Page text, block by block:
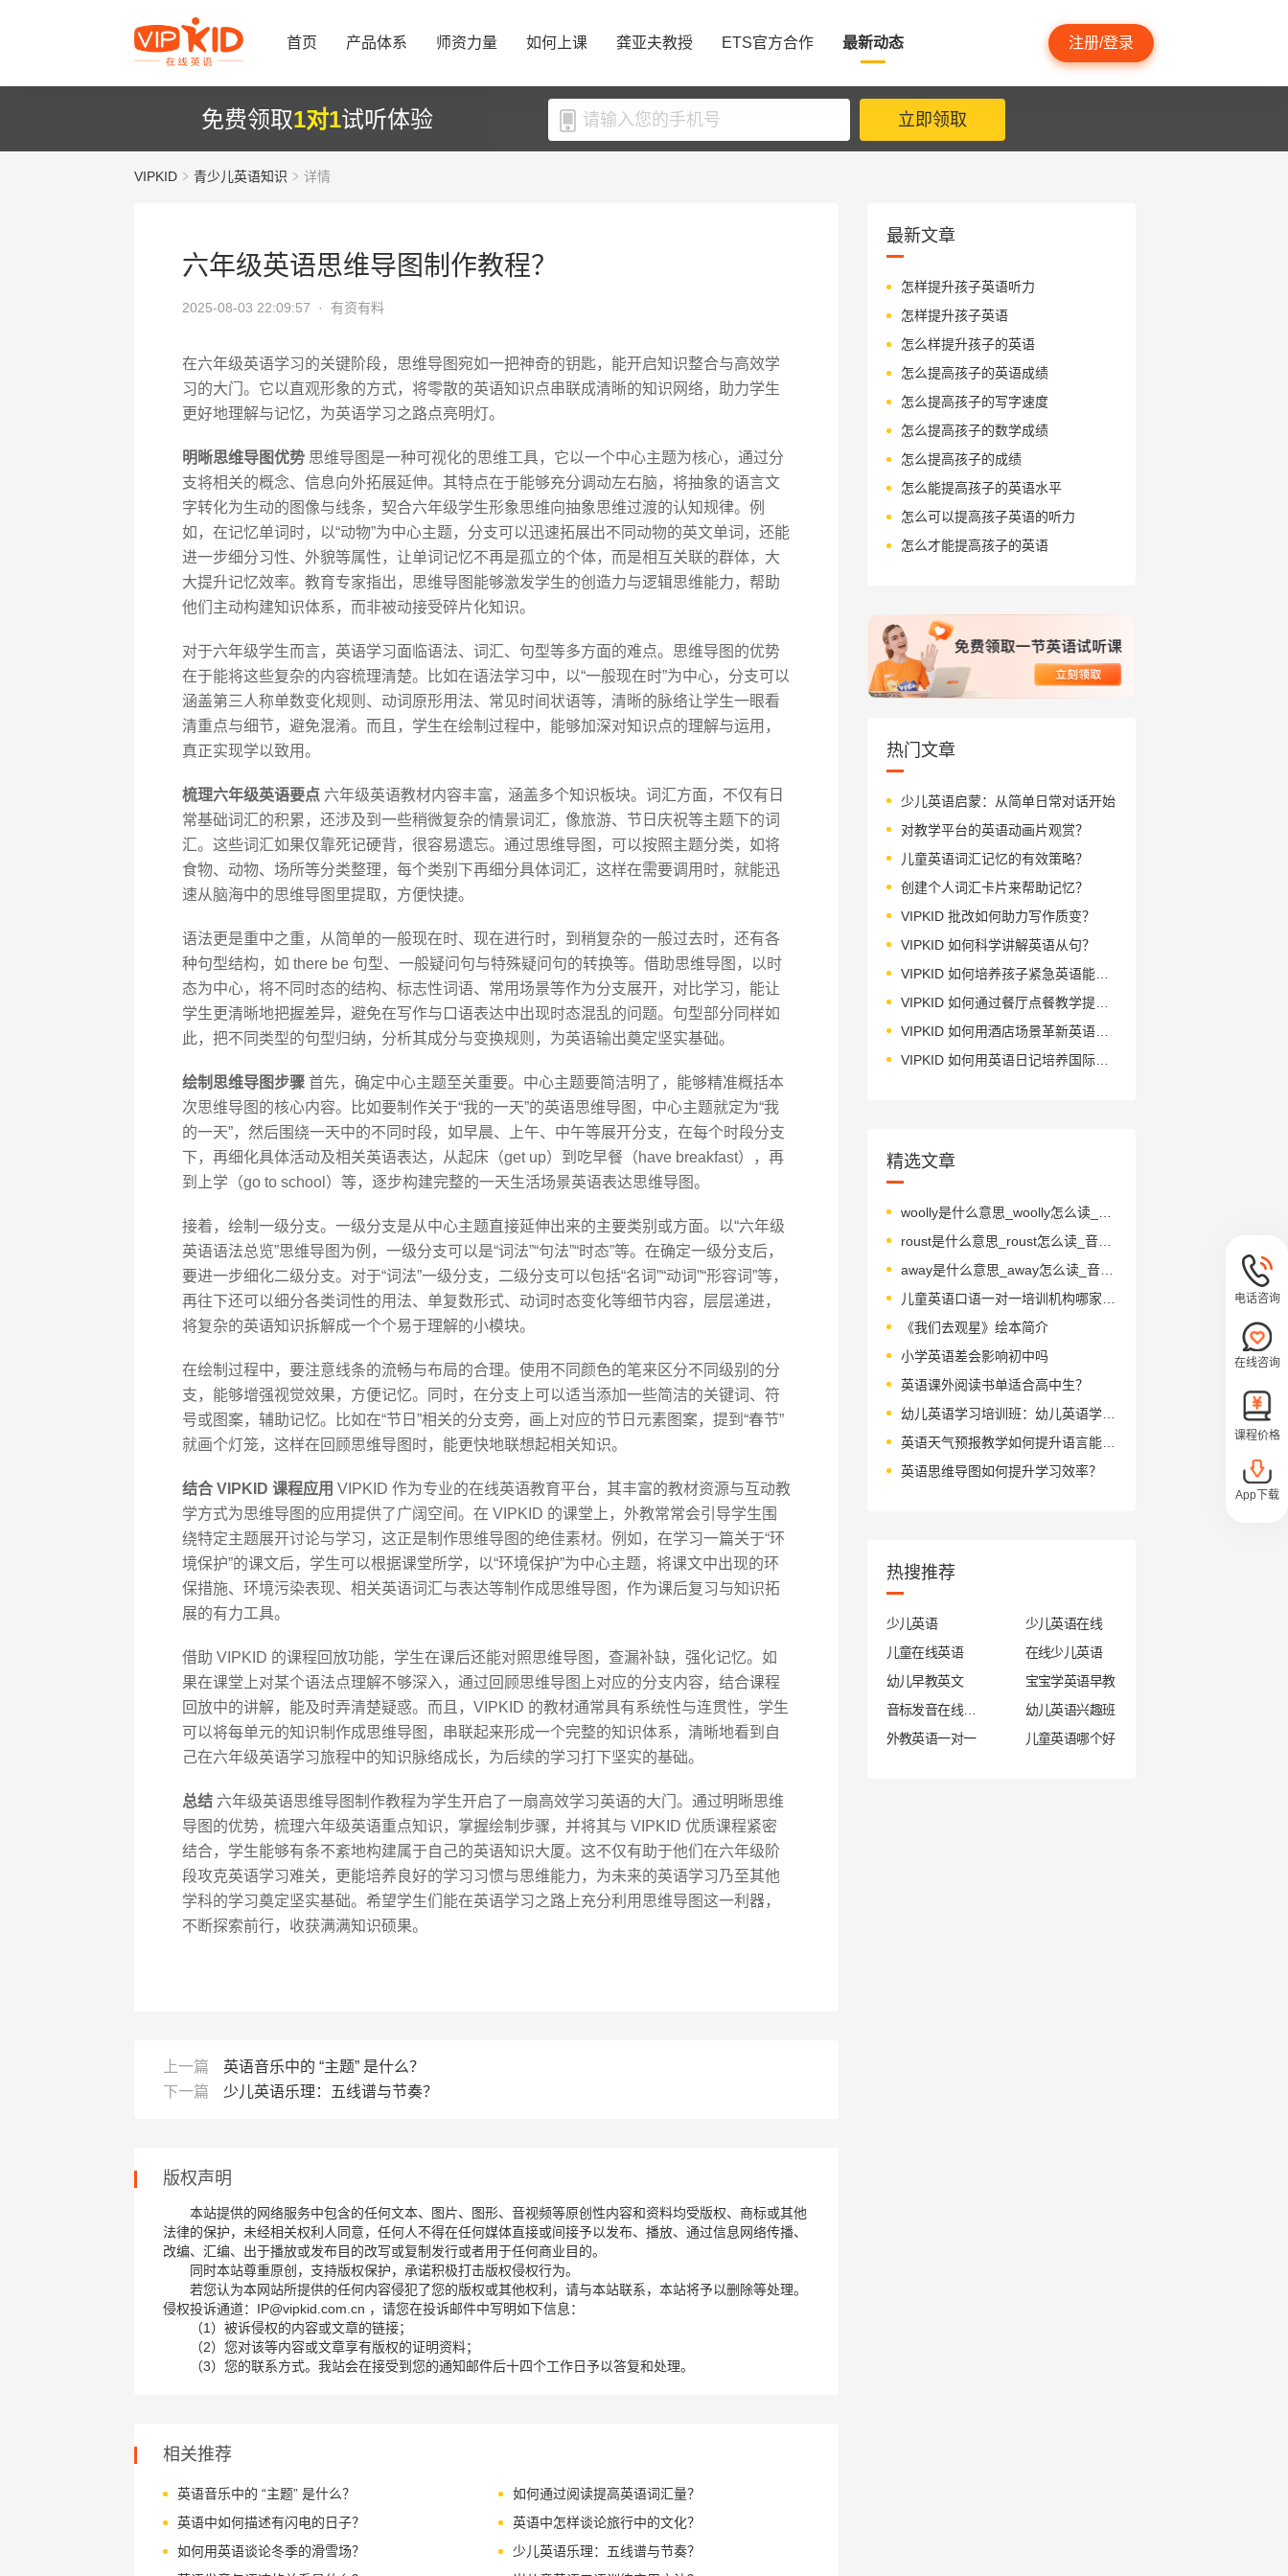
首页 产品体系 师资力量 如何上课 龚亚夫教授 ETS官方合作 最新动态 注册/登录
免费领取1对1试听体验 立即领取
VIPKID 青少儿英语知识 详情
六年级英语思维导图制作教程？
2025-08-03 22:09:57 · 有资有料
在六年级英语学习的关键阶段，思维导图宛如一把神奇的钥匙，能开启知识整合与高效学
习的大门。它以直观形象的方式，将零散的英语知识点串联成清晰的知识网络，助力学生
更好地理解与记忆，为英语学习之路点亮明灯。
明晰思维导图优势思维导图是一种可视化的思维工具，它以一个中心主题为核心，通过分
支将相关的概念、信息向外拓展延伸。其特点在于能够充分调动左右脑，将抽象的语言文
字转化为生动的图像与线条，契合六年级学生形象思维向抽象思维过渡的认知规律。例
如，在记忆单词时，以“动物”为中心主题，分支可以迅速拓展出不同动物的英文单词，还能
进一步细分习性、外貌等属性，让单词记忆不再是孤立的个体，而是相互关联的群体，大
大提升记忆效率。教育专家指出，思维导图能够激发学生的创造力与逻辑思维能力，帮助
他们主动构建知识体系，而非被动接受碎片化知识。
对于六年级学生而言，英语学习面临语法、词汇、句型等多方面的难点。思维导图的优势
在于能将这些复杂的内容梳理清楚。比如在语法学习中，以“一般现在时”为中心，分支可以
涵盖第三人称单数变化规则、动词原形用法、常见时间状语等，清晰的脉络让学生一眼看
清重点与细节，避免混淆。而且，学生在绘制过程中，能够加深对知识点的理解与运用，
真正实现学以致用。
梳理六年级英语要点六年级英语教材内容丰富，涵盖多个知识板块。词汇方面，不仅有日
常基础词汇的积累，还涉及到一些稍微复杂的情景词汇，像旅游、节日庆祝等主题下的词
汇。这些词汇如果仅靠死记硬背，很容易遗忘。通过思维导图，可以按照主题分类，如将
食物、动物、场所等分类整理，每个类别下再细分具体词汇，这样在需要调用时，就能迅
速从脑海中的思维导图里提取，方便快捷。
语法更是重中之重，从简单的一般现在时、现在进行时，到稍复杂的一般过去时，还有各
种句型结构，如 there be 句型、一般疑问句与特殊疑问句的转换等。借助思维导图，以时
态为中心，将不同时态的结构、标志性词语、常用场景等作为分支展开，对比学习，能让
学生更清晰地把握差异，避免在写作与口语表达中出现时态混乱的问题。句型部分同样如
此，把不同类型的句型归纳，分析其成分与变换规则，为英语输出奠定坚实基础。
绘制思维导图步骤首先，确定中心主题至关重要。中心主题要简洁明了，能够精准概括本
次思维导图的核心内容。比如要制作关于“我的一天”的英语思维导图，中心主题就定为“我
的一天”，然后围绕一天中的不同时段，如早晨、上午、中午等展开分支，在每个时段分支
下，再细化具体活动及相关英语表达，从起床（get up）到吃早餐（have breakfast），再
到上学（go to school）等，逐步构建完整的一天生活场景英语表达思维导图。
接着，绘制一级分支。一级分支是从中心主题直接延伸出来的主要类别或方面。以“六年级
英语语法总览”思维导图为例，一级分支可以是“词法”“句法”“时态”等。在确定一级分支后，
要进一步细化二级分支。对于“词法”一级分支，二级分支可以包括“名词”“动词”“形容词”等，
再往下还可以细分各类词性的用法、单复数形式、动词时态变化等细节内容，层层递进，
将复杂的英语知识拆解成一个个易于理解的小模块。
在绘制过程中，要注意线条的流畅与布局的合理。使用不同颜色的笔来区分不同级别的分
支，能够增强视觉效果，方便记忆。同时，在分支上可以适当添加一些简洁的关键词、符
号或图案，辅助记忆。比如在“节日”相关的分支旁，画上对应的节日元素图案，提到“春节”
就画个灯笼，这样在回顾思维导图时，能更快地联想起相关知识。
结合 VIPKID 课程应用 VIPKID 作为专业的在线英语教育平台，其丰富的教材资源与互动教
学方式为思维导图的应用提供了广阔空间。在 VIPKID 的课堂上，外教常常会引导学生围
绕特定主题展开讨论与学习，这正是制作思维导图的绝佳素材。例如，在学习一篇关于“环
境保护”的课文后，学生可以根据课堂所学，以“环境保护”为中心主题，将课文中出现的环
保措施、环境污染表现、相关英语词汇与表达等制作成思维导图，作为课后复习与知识拓
展的有力工具。
借助 VIPKID 的课程回放功能，学生在课后还能对照思维导图，查漏补缺，强化记忆。如
果在课堂上对某个语法点理解不够深入，通过回顾思维导图上对应的分支内容，结合课程
回放中的讲解，能及时弄清楚疑惑。而且，VIPKID 的教材通常具有系统性与连贯性，学生
可以将每单元的知识制作成思维导图，串联起来形成一个完整的知识体系，清晰地看到自
己在六年级英语学习旅程中的知识脉络成长，为后续的学习打下坚实的基础。
总结六年级英语思维导图制作教程为学生开启了一扇高效学习英语的大门。通过明晰思维
导图的优势，梳理六年级英语重点知识，掌握绘制步骤，并将其与 VIPKID 优质课程紧密
结合，学生能够有条不紊地构建属于自己的英语知识大厦。这不仅有助于他们在六年级阶
段攻克英语学习难关，更能培养良好的学习习惯与思维能力，为未来的英语学习乃至其他
学科的学习奠定坚实基础。希望学生们能在英语学习之路上充分利用思维导图这一利器，
不断探索前行，收获满满知识硕果。
上一篇
英语音乐中的 “主题” 是什么？
下一篇
少儿英语乐理：五线谱与节奏？
版权声明
本站提供的网络服务中包含的任何文本、图片、图形、音视频等原创性内容和资料均受版权、商标或其他
法律的保护，未经相关权利人同意，任何人不得在任何媒体直接或间接予以发布、播放、通过信息网络传播、
改编、汇编、出于播放或发布目的改写或复制发行或者用于任何商业目的。
同时本站尊重原创，支持版权保护，承诺积极打击版权侵权行为。
若您认为本网站所提供的任何内容侵犯了您的版权或其他权利，请与本站联系，本站将予以删除等处理。
侵权投诉通道：IP@vipkid.com.cn ，请您在投诉邮件中写明如下信息：
（1）被诉侵权的内容或文章的链接；
（2）您对该等内容或文章享有版权的证明资料；
（3）您的联系方式。我站会在接受到您的通知邮件后十四个工作日予以答复和处理。
相关推荐
英语音乐中的 “主题” 是什么？
如何通过阅读提高英语词汇量？
英语中如何描述有闪电的日子？
英语中怎样谈论旅行中的文化？
如何用英语谈论冬季的滑雪场？
少儿英语乐理：五线谱与节奏？
最新文章
怎样提升孩子英语听力
怎样提升孩子英语
怎么样提升孩子的英语
怎么提高孩子的英语成绩
怎么提高孩子的写字速度
怎么提高孩子的数学成绩
怎么提高孩子的成绩
怎么能提高孩子的英语水平
怎么可以提高孩子英语的听力
怎么才能提高孩子的英语
热门文章
少儿英语启蒙：从简单日常对话开始
对教学平台的英语动画片观赏？
儿童英语词汇记忆的有效策略？
创建个人词汇卡片来帮助记忆？
VIPKID 批改如何助力写作质变？
VIPKID 如何科学讲解英语从句？
VIPKID 如何培养孩子紧急英语能力？
VIPKID 如何通过餐厅点餐教学提升少儿英语应用能力？
VIPKID 如何用酒店场景革新英语教学？
VIPKID 如何用英语日记培养国际化人才？
精选文章
roust是什么意思_roust怎么读_音标raʊst
away是什么意思_away怎么读_音标ə'weɪ
《我们去观星》绘本简介
小学英语差会影响初中吗
英语课外阅读书单适合高中生？
幼儿英语学习培训班：幼儿英语学习三阶段
英语天气预报教学如何提升语言能力？
英语思维导图如何提升学习效率？
热搜推荐
少儿英语
少儿英语在线
儿童在线英语
在线少儿英语
幼儿早教英文
宝宝学英语早教
幼儿英语兴趣班
外教英语一对一
儿童英语哪个好
电话咨询
在线咨询
课程价格
App下载